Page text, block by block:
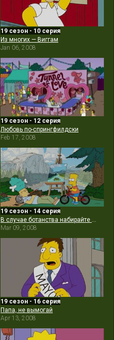
19 сезон - 10 серия
Из многих — Виггам
Jan 06, 2008
19 сезон - 12 серия
Любовь по-спрингфилдски
Feb 17, 2008
19 сезон - 14 серия
В случае ботанства набирайте «Б»
Mar 09, 2008
19 сезон - 16 серия
Папа, не вымогай
Apr 13, 2008